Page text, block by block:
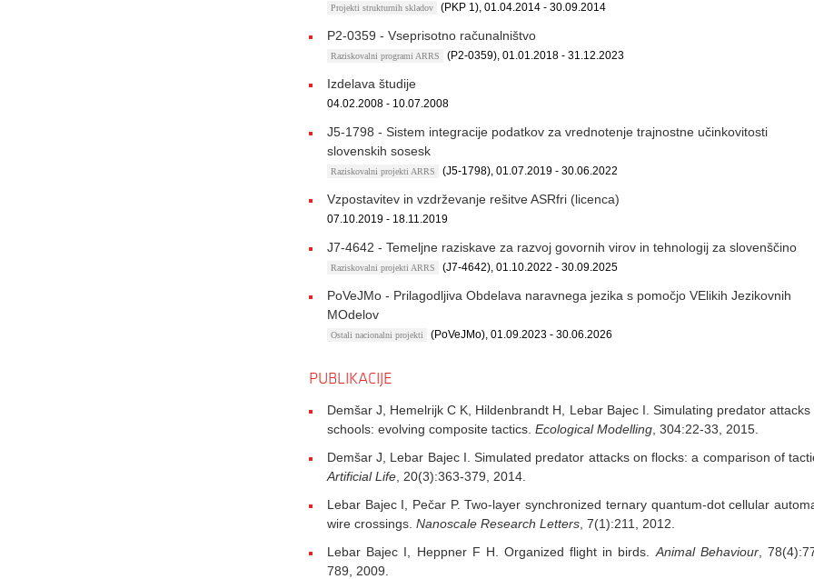
Projekti strukturnih skladov (PKP 1), 01.04.2014 - 30.09.2014
P2-0359 - Vseprisotno računalništvo
Raziskovalni programi ARRS (P2-0359), 01.01.2018 - 31.12.2023
Izdelava študije
04.02.2008 - 10.07.2008
J5-1798 - Sistem integracije podatkov za vrednotenje trajnostne učinkovitosti
slovenskih sosesk
Raziskovalni projekti ARRS (J5-1798), 01.07.2019 - 30.06.2022
Vzpostavitev in vzdrževanje rešitve ASRfri (licenca)
07.10.2019 - 18.11.2019
J7-4642 - Temeljne raziskave za razvoj govornih virov in tehnologij za slovenščino
Raziskovalni projekti ARRS (J7-4642), 01.10.2022 - 30.09.2025
PoVeJMo - Prilagodljiva Obdelava naravnega jezika s pomočjo VElikih Jezikovnih
MOdelov
Ostali nacionalni projekti (PoVeJMo), 01.09.2023 - 30.06.2026
PUBLIKACIJE
Demšar J, Hemelrijk C K, Hildenbrandt H, Lebar Bajec I. Simulating predator attacks
schools: evolving composite tactics. Ecological Modelling , 304:22-33, 2015.
Demšar J, Lebar Bajec I. Simulated predator attacks on flocks: a comparison of
Artificial Life , 20(3):363-379, 2014.
Lebar Bajec I, Pečar P. Two-layer synchronized ternary quantum-dot cellular
wire crossings. Nanoscale Research Letters , 7(1):211, 2012.
Lebar Bajec I, Heppner F H. Organized flight in birds. Animal Behaviour,
789, 2009.